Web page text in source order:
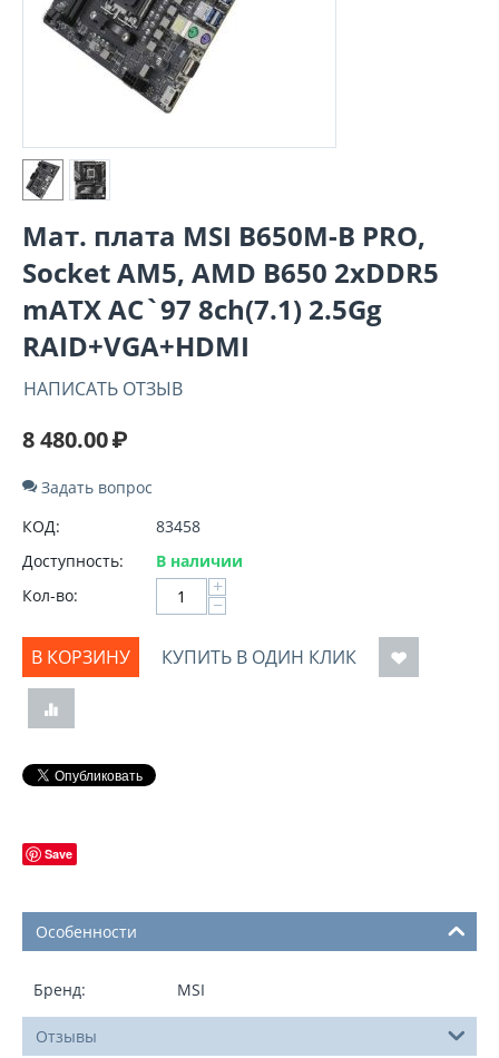
Мат. плата MSI B650M-B PRO,
Socket AM5, AMD B650 2xDDR5
mATX AC`97 8ch(7.1) 2.5Gg
RAID+VGA+HDMI
НАПИСАТЬ ОТЗЫВ
8 480.00₽
Задать вопрос
КОД:
83458
Доступность:
В наличии
Кол-во:
+
−
В КОРЗИНУ КУПИТЬ В ОДИН КЛИК
Save
Особенности
Бренд: MSI
Отзывы